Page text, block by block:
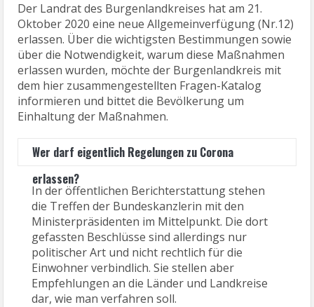
Der Landrat des Burgenlandkreises hat am 21.
Oktober 2020 eine neue Allgemeinverfügung (Nr.12)
erlassen. Über die wichtigsten Bestimmungen sowie
über die Notwendigkeit, warum diese Maßnahmen
erlassen wurden, möchte der Burgenlandkreis mit
dem hier zusammengestellten Fragen-Katalog
informieren und bittet die Bevölkerung um
Einhaltung der Maßnahmen.
Wer darf eigentlich Regelungen zu Corona
erlassen?
In der öffentlichen Berichterstattung stehen
die Treffen der Bundeskanzlerin mit den
Ministerpräsidenten im Mittelpunkt. Die dort
gefassten Beschlüsse sind allerdings nur
politischer Art und nicht rechtlich für die
Einwohner verbindlich. Sie stellen aber
Empfehlungen an die Länder und Landkreise
dar, wie man verfahren soll.